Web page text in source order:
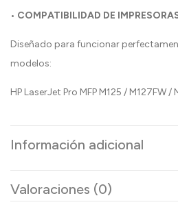
• COMPATIBILIDAD DE
Diseñado para funcionar
modelos:
Información adicional
Valoraciones (0)